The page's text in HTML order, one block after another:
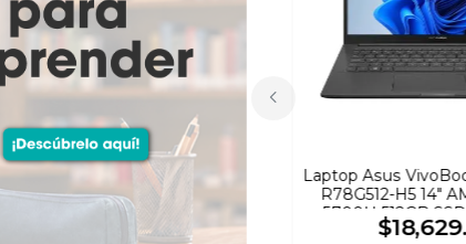
Laptop Asus
R78G512-H5 14"
5700U 512GB
Negro
$18,629.